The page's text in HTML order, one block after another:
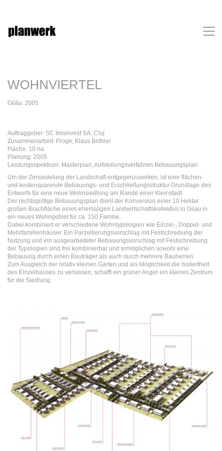
WOHNVIERTEL
Gilău. 2005
Auftraggeber: SC Imoinvest SA, Cluj
Zusammenarbeit: Progir, Klaus Birthler
Fläche: 10 ha
Planung: 2005
Leistungsspektrum: Masterplan, Aufstellungsverfahren Bebauungsplan
Um der Zersiedelung der Landschaft entgegenzuwirken, ist eine flächen-
und kostensparende Bebauungs- und Erschließungsstruktur Grundlage des
Entwurfs für eine neue Wohnsiedlung am Rande einer Kleinstadt.
Der rechtsgültige Bebauungsplan dient der Konversion einer 10 Hektar
großen Brachfläche eines ehemaligen Landwirtschaftskollektivs in Gilau in
ein neues Wohngebiet für ca. 150 Familie.
Dabei kombiniert er verschiedene Wohntypologien wie Einzel-, Doppel- und
Mehrfamilienhäuser. Ein Parzellierungsvorschlag mit Festschreibung der
Nutzung und ein ausgearbeiteter Bebauungsvorschlag mit Festschreibung
der Typologien sind frei kombinierbar und ermöglichen sowohl eine
Bebauung durch einen Bauträger als auch durch mehrere Bauherren.
Zum Ausgleich der relativ kleinen Gärten und als Möglichkeit die Isoliertheit
des Einzelhauses zu verlassen, schafft ein grüner Anger ein kleines Zentrum
für die Siedlung.